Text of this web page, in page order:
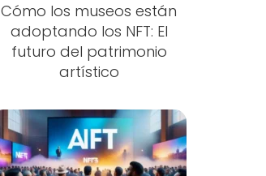
Cómo los museos están
adoptando los NFT: El
futuro del patrimonio
artístico